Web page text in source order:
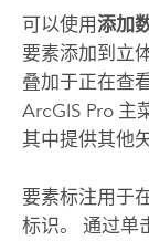
可以使用添加
要素添加到立
叠加于正在查
ArcGIS Pro主
其中提供其他
要素标注用于
标识。 通过单